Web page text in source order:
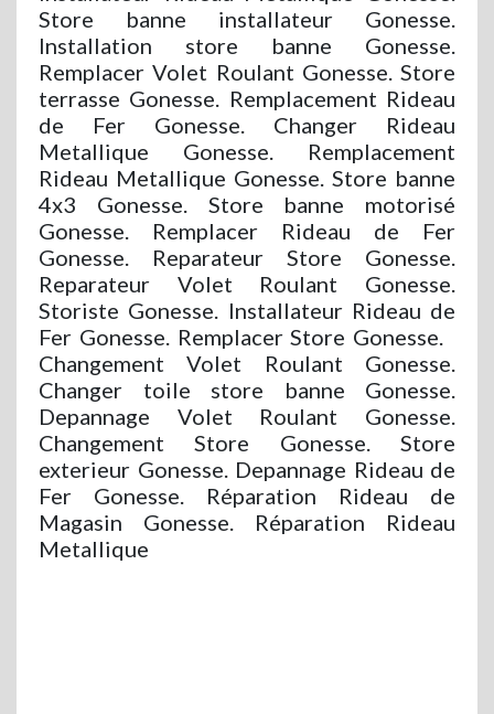
Store banne installateur Gonesse.
Installation store banne Gonesse.
Remplacer Volet Roulant Gonesse. Store
terrasse Gonesse. Remplacement Rideau
de Fer Gonesse. Changer Rideau
Metallique Gonesse. Remplacement
Rideau Metallique Gonesse. Store banne
4x3 Gonesse. Store banne motorisé
Gonesse. Remplacer Rideau de Fer
Gonesse. Reparateur Store Gonesse.
Reparateur Volet Roulant Gonesse.
Storiste Gonesse. Installateur Rideau de
Fer Gonesse. Remplacer Store Gonesse.
Changement Volet Roulant Gonesse.
Changer toile store banne Gonesse.
Depannage Volet Roulant Gonesse.
Changement Store Gonesse. Store
exterieur Gonesse. Depannage Rideau de
Fer Gonesse. Réparation Rideau de
Magasin Gonesse. Réparation Rideau
Metallique